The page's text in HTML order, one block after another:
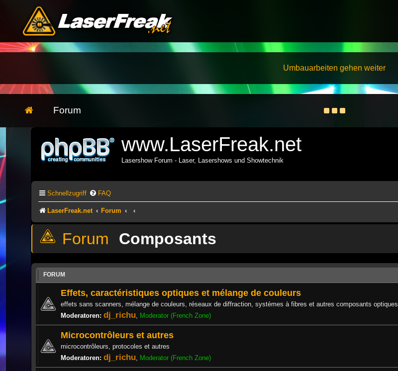
Umbauarbeiten gehen weiter
Forum
www.LaserFreak.net
Lasershow Forum - Laser, Lasershows und Showtechnik
Schnellzugriff FAQ
LaserFreak.net Forum
Composants
FORUM
Effets, caractéristiques optiques et mélange de couleurs
effets sans scanners, mélange de couleurs, réseaux de diffraction, systèmes à fibres et autres composants optiques
Moderatoren: dj_richu Moderator (French Zone)
Microcontrôleurs et autres
microcontrôleurs, protocoles et autres
Moderatoren: dj_richu Moderator (French Zone)